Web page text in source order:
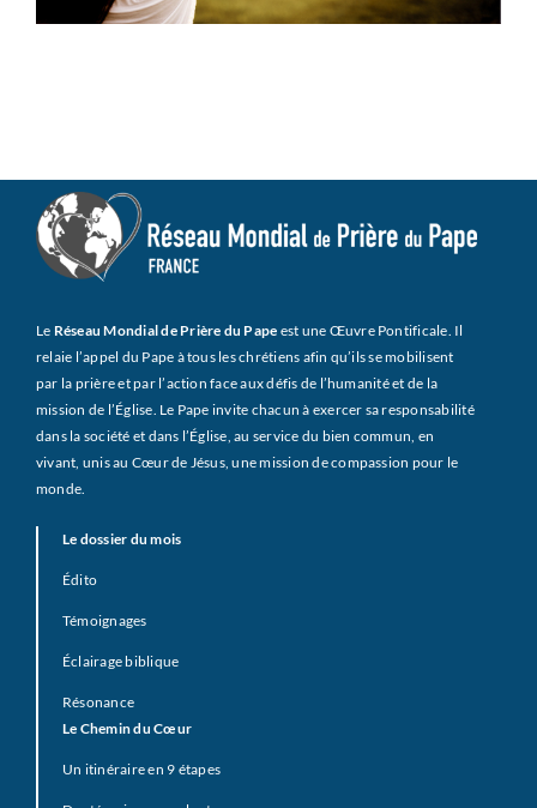
Le Réseau Mondial de Prière du Pape est une Œuvre Pontificale. Il
relaie l’appel du Pape à tous les chrétiens afin qu’ils se mobilisent
par la prière et par l’action face aux défis de l’humanité et de la
mission de l’Église. Le Pape invite chacun à exercer sa responsabilité
dans la société et dans l’Église, au service du bien commun, en
vivant, unis au Cœur de Jésus, une mission de compassion pour le
monde.
Le dossier du mois
Édito
Témoignages
Éclairage biblique
Résonance
Le Chemin du Cœur
Un itinéraire en 9 étapes